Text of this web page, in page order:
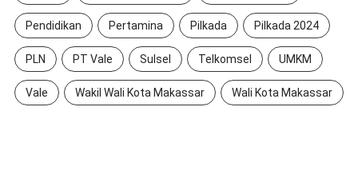
Pendidikan Pertamina Pilkada Pilkada 2024
PLN PT Vale Sulsel Telkomsel UMKM
Vale Wakil Wali Kota Makassar Wali Kota Makassar